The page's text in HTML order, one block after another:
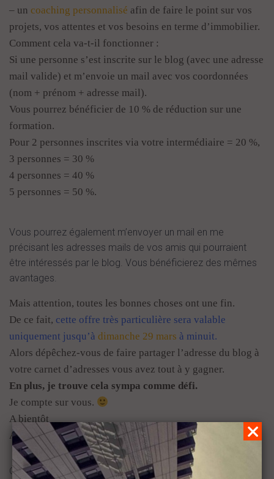
– un coaching personnalisé afin de faire le point sur vos
projets, vos attentes et vos besoins en terme d’immobilier.
Comment cela va-t-il fonctionner :
Si une personne s’est inscrite sur le blog (avec une adresse
mail valide) et m’envoie un mail avec vos coordonnées
(nom + prénom + adresse mail).
Vous pourrez bénéficier de 10 % de réduction sur une
formation.
Pour 2 personnes inscrites via votre intermédiaire = 20 %,
3 personnes = 30 %
4 personnes = 40 %
5 personnes = 50 %.
Vous pourrez également m’envoyer un mail en me
précisant les adresses mails de vos amis qui pourraient
être intéressés par le blog. Vous bénéficierez des mêmes
avantages.
Mais attention, toutes les bonnes choses ont une fin.
De ce fait, cette offre très particulière sera valable
uniquement jusqu’à dimanche 29 mars à minuit.
Alors dépêchez-vous de faire partager l’adresse du blog à
votre carnet d’adresses vous avez tout à y gagner.
En plus, je trouve cela sympa comme défi.
Je compte sur vous.
A bientôt
Audrey
Categories: AUTRES ARTICLES